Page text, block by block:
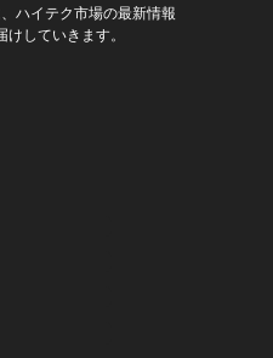
ハイテク市場の最新情報
していきます。